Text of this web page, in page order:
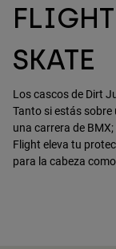
SKATE
Los cascos de Dirt
Tanto si estás
una carrera de
Flight eleva tu
para la cabeza